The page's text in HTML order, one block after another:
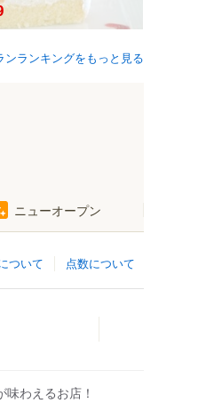
ランキングをもっと見る
ニューオープン
点数について
ついて
わえるお店！